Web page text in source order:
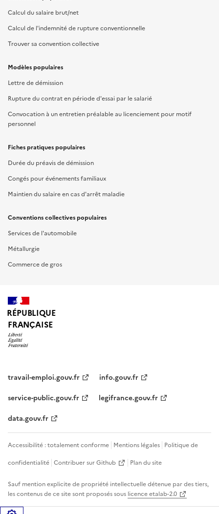
Calcul du salaire brut/net
Calcul de l'indemnité de rupture conventionnelle
Trouver sa convention collective
Modèles populaires
Lettre de démission
Rupture du contrat en période d'essai par le salarié
Convocation à un entretien préalable au licenciement pour motif
personnel
Fiches pratiques populaires
Durée du préavis de démission
Congés pour événements familiaux
Maintien du salaire en cas d'arrêt maladie
Conventions collectives populaires
Services de l'automobile
Métallurgie
Commerce de gros
RÉPUBLIQUE
FRANÇAISE
travail-emploi.gouv.fr
info.gouv.fr
service-public.gouv.fr
legifrance.gouv.fr
data.gouv.fr
Accessibilité : totalement conforme Mentions légales Politique de
confidentialité Contribuer sur Github Plan du site
Sauf mention explicite de propriété intellectuelle détenue par des tiers,
les contenus de ce site sont proposés sous licence etalab-2.0